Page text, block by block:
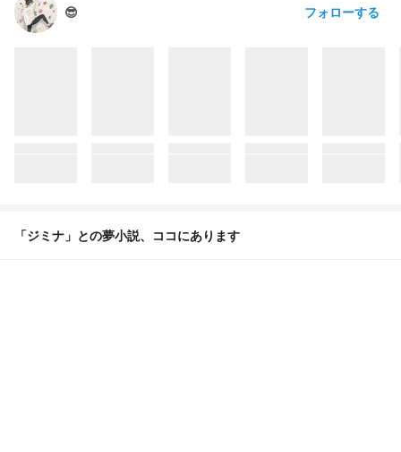
😎 フォローする
「ジミナ」との夢小説、ココにあります